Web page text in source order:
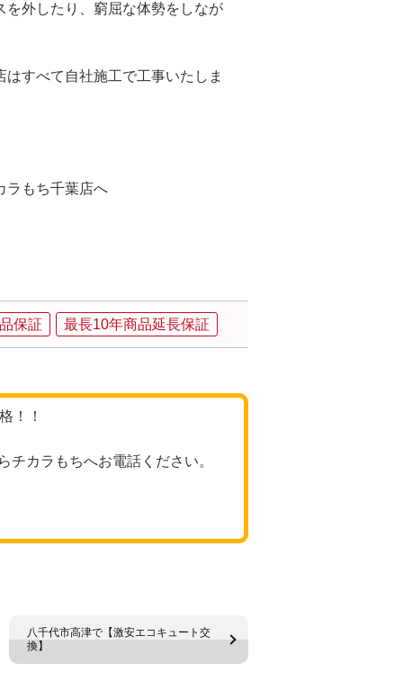
外したり、窮屈な体勢をしなが
すべて自社施工で工事いたしま
ラもち千葉店へ
保証 最長10年商品延長保証
！！
カラもちへお電話ください。
八千代市高津で【激安エコキュート交
換】